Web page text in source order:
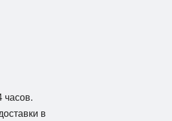
часов.
в